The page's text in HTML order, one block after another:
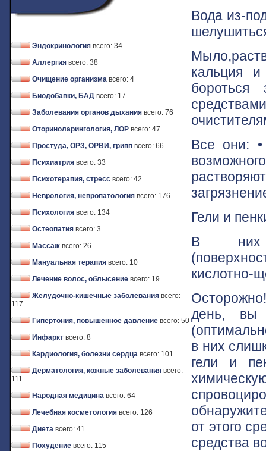
Эндокринология всего: 34
Аллергия всего: 38
Очищение организма всего: 4
Биодобавки, БАД всего: 17
Заболевания органов дыхания всего: 76
Оториноларингология, ЛОР всего: 47
Простуда, ОРЗ, ОРВИ, грипп всего: 66
Психиатрия всего: 33
Психотерапия, стресс всего: 42
Неврология, невропатология всего: 176
Психология всего: 134
Остеопатия всего: 3
Массаж всего: 26
Мануальная терапия всего: 10
Лечение волос, облысение всего: 19
Желудочно-кишечные заболевания всего:
117
Гипертония, повышенное давление всего: 50
Инфаркт всего: 8
Кардиология, болезни сердца всего: 101
Дерматология, кожные заболевания всего:
111
Народная медицина всего: 64
Лечебная косметология всего: 126
Диета всего: 41
Похудение всего: 115
Вода из-
кальция
бороться
Все они:
Гели и
В них
кислотно-
день, вы
в них
гели и
от этого
средства